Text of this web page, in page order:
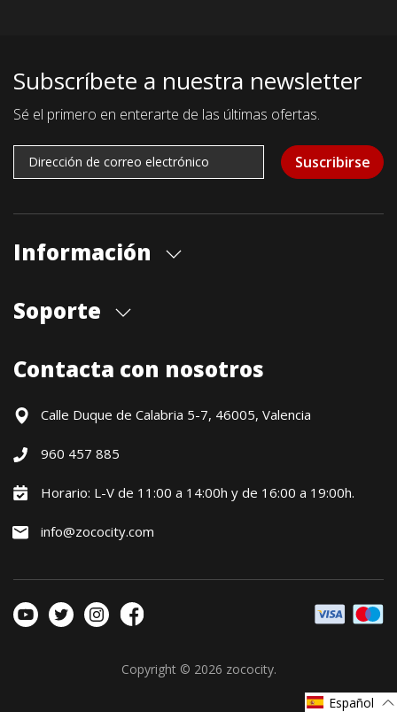
Subscríbete a nuestra newsletter
Sé el primero en enterarte de las últimas ofertas.
Suscribirse
Información
Cita previa tienda
Contacto
Soporte
Formas de pago
Devoluciones / Garantía
Política precio mínimo garantizado
Financiación CETELEM
Condiciones generales
Contacta con nosotros
Calle Duque de Calabria 5-7, 46005, Valencia
960 457 885
Horario: L-V de 11:00 a 14:00h y de 16:00 a 19:00h.
info@zococity.com
Copyright © 2026 zococity.
Español